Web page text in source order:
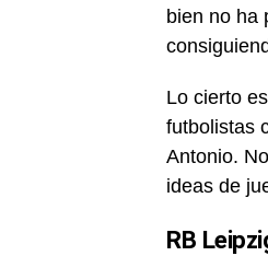
bien no ha
Lo cierto
futbolistas
Antonio.
ideas de
RB